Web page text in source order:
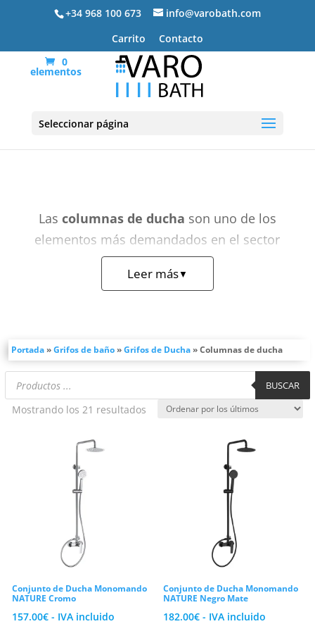
+34 968 100 673
info@varobath.com
Carrito
Contacto
0
elementos
Seleccionar página
Columnas de ducha
Las columnas de ducha son uno de los
elementos más demandados en el sector
del baño por su excelente equilibrio entre
estética, funcionalidad y confort. Al
sin necesidad de complicadas
modificaciones estructurales. En
VAROBATH contamos con opciones
robustas diseñadas para ofrecer un uso
Barras extensibles y adaptabilidad
ideal para tu reforma
El punto fuerte que más destaca en este
tipo de sistemas es su gran capacidad de
adaptación a los espacios existentes.
con una barra exterior telescópica
regulable en altura. Esta característica
Leer más▼
Portada»Grifos de baño»Grifos de Ducha»Columnas de ducha
Búsqueda
de
productos
BUSCAR
Mostrando los 21 resultadosOrdenado
Conjunto de Ducha Monomando
NATURE Cromo
157.00€ - IVA incluido
Conjunto de Ducha Monomando
NATURE Negro Mate
182.00€ - IVA incluido